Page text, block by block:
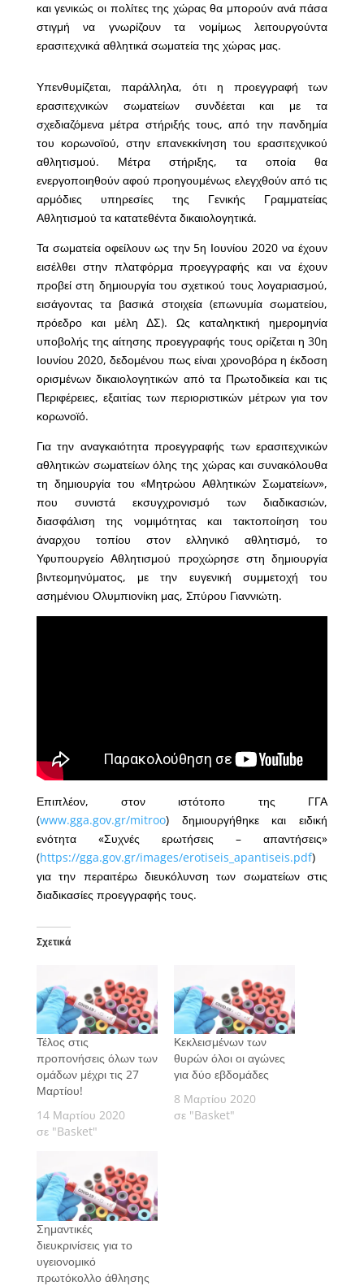
και γενικώς οι πολίτες της χώρας θα μπορούν ανά πάσα
στιγμή να γνωρίζουν τα νομίμως λειτουργούντα
ερασιτεχνικά αθλητικά σωματεία της χώρας μας.
Υπενθυμίζεται, παράλληλα, ότι η προεγγραφή των
ερασιτεχνικών σωματείων συνδέεται και με τα
σχεδιαζόμενα μέτρα στήριξής τους, από την πανδημία
του κορωνοϊού, στην επανεκκίνηση του ερασιτεχνικού
αθλητισμού. Μέτρα στήριξης, τα οποία θα
ενεργοποιηθούν αφού προηγουμένως ελεγχθούν από τις
αρμόδιες υπηρεσίες της Γενικής Γραμματείας
Αθλητισμού τα κατατεθέντα δικαιολογητικά.
Τα σωματεία οφείλουν ως την 5η Ιουνίου 2020 να έχουν
εισέλθει στην πλατφόρμα προεγγραφής και να έχουν
προβεί στη δημιουργία του σχετικού τους λογαριασμού,
εισάγοντας τα βασικά στοιχεία (επωνυμία σωματείου,
πρόεδρο και μέλη ΔΣ). Ως καταληκτική ημερομηνία
υποβολής της αίτησης προεγγραφής τους ορίζεται η 30η
Ιουνίου 2020, δεδομένου πως είναι χρονοβόρα η έκδοση
ορισμένων δικαιολογητικών από τα Πρωτοδικεία και τις
Περιφέρειες, εξαιτίας των περιοριστικών μέτρων για τον
κορωνοϊό.
Για την αναγκαιότητα προεγγραφής των ερασιτεχνικών
αθλητικών σωματείων όλης της χώρας και συνακόλουθα
τη δημιουργία του «Μητρώου Αθλητικών Σωματείων»,
που συνιστά εκσυγχρονισμό των διαδικασιών,
διασφάλιση της νομιμότητας και τακτοποίηση του
άναρχου τοπίου στον ελληνικό αθλητισμό, το
Υφυπουργείο Αθλητισμού προχώρησε στη δημιουργία
βιντεομηνύματος, με την ευγενική συμμετοχή του
ασημένιου Ολυμπιονίκη μας, Σπύρου Γιαννιώτη.
Επιπλέον, στον ιστότοπο της ΓΓΑ
(www.gga.gov.gr/mitroo) δημιουργήθηκε και ειδική
ενότητα «Συχνές ερωτήσεις – απαντήσεις»
(https://gga.gov.gr/images/erotiseis_apantiseis.pdf)
για την περαιτέρω διευκόλυνση των σωματείων στις
διαδικασίες προεγγραφής τους.
Σχετικά
Τέλος στις
προπονήσεις όλων των
ομάδων μέχρι τις 27
Μαρτίου!
14 Μαρτίου 2020
σε "Basket"
Κεκλεισμένων των
θυρών όλοι οι αγώνες
για δύο εβδομάδες
8 Μαρτίου 2020
σε "Basket"
Σημαντικές
διευκρινίσεις για το
υγειονομικό
πρωτόκολλο άθλησης